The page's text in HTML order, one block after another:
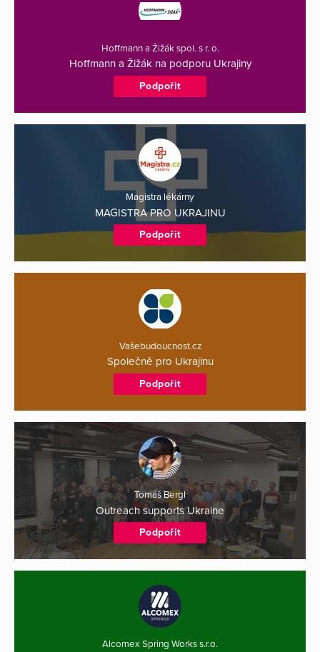
Hoffmann a Žižák spol. s r. o.
Hoffmann a Žižák na podporu Ukrajiny
Podpořit
Magistra lékárny
MAGISTRA PRO UKRAJINU
Podpořit
Vašebudoucnost.cz
Společně pro Ukrajinu
Podpořit
Tomáš Bergl
Outreach supports Ukraine
Podpořit
Alcomex Spring Works s.r.o.